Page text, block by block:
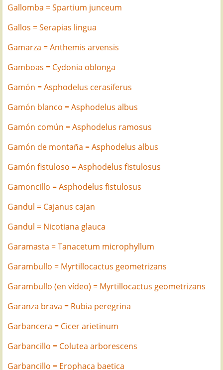
Gallomba = Spartium junceum
Gallos = Serapias lingua
Gamarza = Anthemis arvensis
Gamboas = Cydonia oblonga
Gamón = Asphodelus cerasiferus
Gamón blanco = Asphodelus albus
Gamón común = Asphodelus ramosus
Gamón de montaña = Asphodelus albus
Gamón fistuloso = Asphodelus fistulosus
Gamoncillo = Asphodelus fistulosus
Gandul = Cajanus cajan
Gandul = Nicotiana glauca
Garamasta = Tanacetum microphyllum
Garambullo = Myrtillocactus geometrizans
Garambullo (en vídeo) = Myrtillocactus geometrizans
Garanza brava = Rubia peregrina
Garbancera = Cicer arietinum
Garbancillo = Colutea arborescens
Garbancillo = Erophaca baetica